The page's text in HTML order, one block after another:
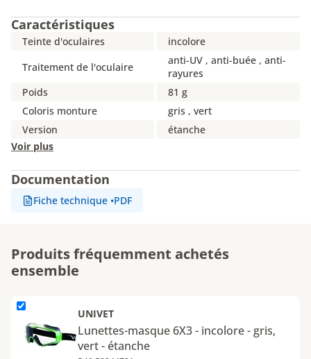
Caractéristiques
Teinte d'oculaires
incolore
Traitement de l'oculaire
anti-UV , anti-buée , anti-
rayures
Poids
81 g
Coloris monture
gris , vert
Version
étanche
Voir plus
Documentation
Fiche technique •PDF
Produits fréquemment achetés
ensemble
L'élément Lunettes-masque 6X3 - incolore - gris, vert - étanche
UNIVET
Lunettes-masque 6X3 - incolore - gris,
vert - étanche